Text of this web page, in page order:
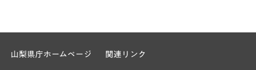
山梨県庁ホームページ 関連リンク